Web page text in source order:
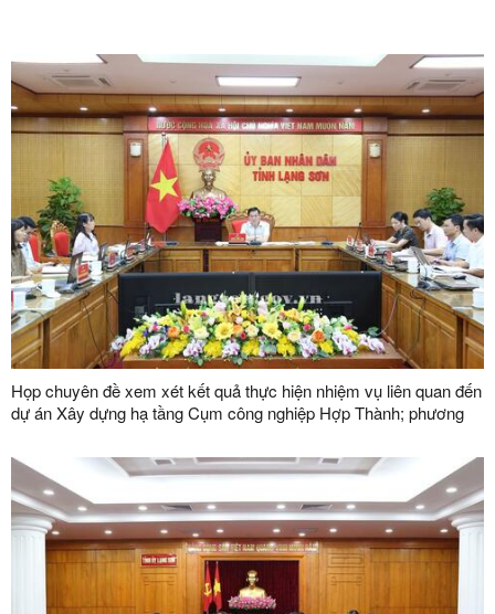
Họp chuyên đề xem xét kết quả thực hiện nhiệm vụ liên quan đến
dự án Xây dựng hạ tầng Cụm công nghiệp Hợp Thành; phương
phục vụ giải phóng mặt bằng dự án Khu công nghiệp VSIP Lạng
Sơn